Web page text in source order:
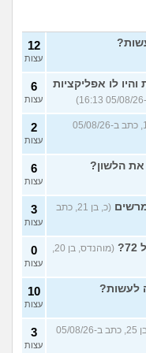
13
עצות
20
עצות
6
עצות
9
עצות
3
עצות
8
עצות
17
עצות
12
עצות
לו אפליקציות
6
עצות
(בן אדם, בן 18, כתב ב-05/08/26
2
עצות
הלשון? 6
עצות
(כ, בן 21, כתב
3
עצות
0
עצות
לעשות? 10
עצות
(אנונימי, בן 25, כתב ב-05/08/26
3
עצות